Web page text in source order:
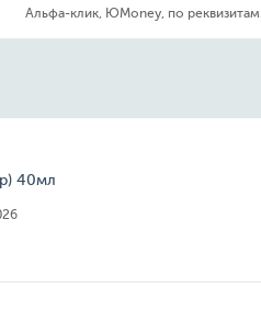
Альфа-клик, ЮMoney, по реквизитам.
40мл